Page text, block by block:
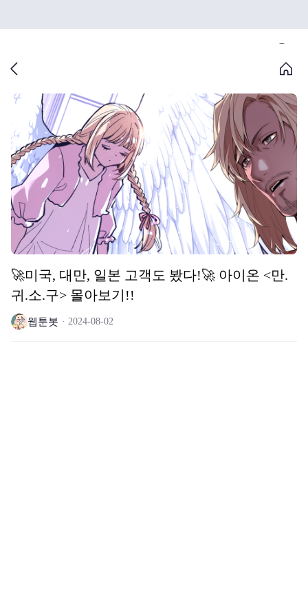
🚀미국, 대만, 일본 고객도 봤다!🚀 아이온 <만.
귀.소.구> 몰아보기!!
웹툰봇 2024-08-02